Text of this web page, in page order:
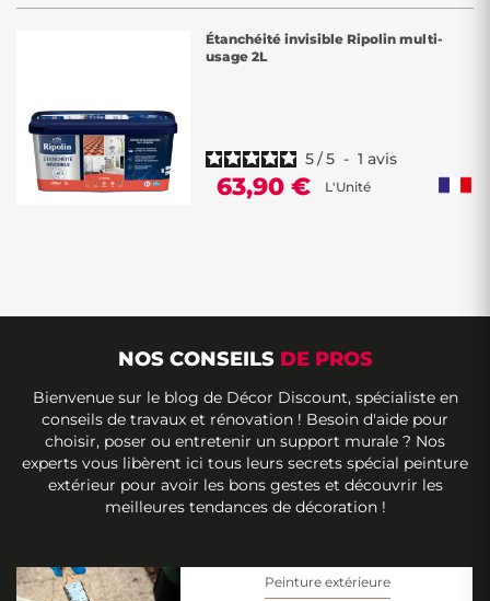
Étanchéité invisible Ripolin multi-
usage 2L
5/5 - 1 avis
63,90 € L'Unité
NOS CONSEILS DE PROS
Bienvenue sur le blog de Décor Discount, spécialiste en
conseils de travaux et rénovation ! Besoin d'aide pour
choisir, poser ou entretenir un support murale ? Nos
experts vous libèrent ici tous leurs secrets spécial peinture
extérieur pour avoir les bons gestes et découvrir les
meilleures tendances de décoration !
Peinture extérieure